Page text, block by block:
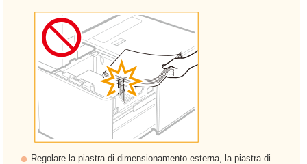
Regolare la piastra di dimensionamento esterna, la piastra di